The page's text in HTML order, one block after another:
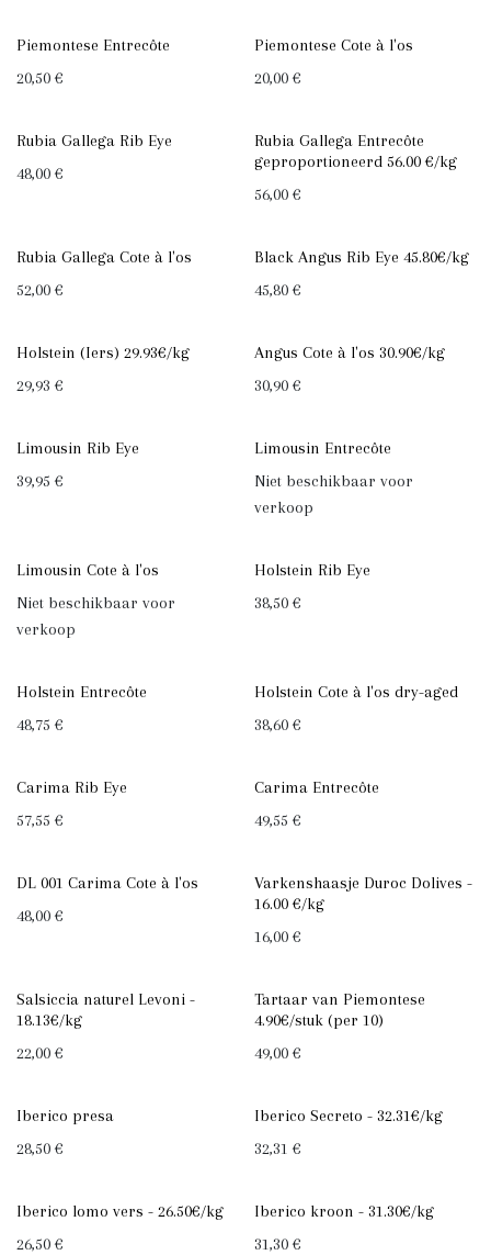
Piemontese Entrecôte
20,50€
Piemontese Cote à l'os
20,00€
Rubia Gallega Rib Eye
48,00€
Rubia Gallega Entrecôte
geproportioneerd 56.00 €/kg
56,00€
Rubia Gallega Cote à l'os
52,00€
Black Angus Rib Eye 45.80€/kg
45,80€
Holstein (Iers) 29.93€/kg
29,93 €
Angus Cote à l'os 30.90€/kg
30,90€
Limousin Rib Eye
39,95 €
Limousin Entrecôte
Niet beschikbaar voor
verkoop
Limousin Cote à l'os
Niet beschikbaar voor
verkoop
Holstein Rib Eye
38,50€
Holstein Entrecôte
48,75 €
Holstein Cote à l'os dry-aged
38,60€
Carima Rib Eye
57,55 €
Carima Entrecôte
49,55 €
DL 001 Carima Cote à l'os
48,00€
Varkenshaasje Duroc Dolives -
16.00 €/kg
16,00€
Salsiccia naturel Levoni -
18.13€/kg
22,00€
Tartaar van Piemontese
4.90€/stuk (per 10)
49,00€
Iberico presa
28,50€
Iberico Secreto - 32.31€/kg
32,31 €
Iberico lomo vers - 26.50€/kg
26,50€
Iberico kroon - 31.30€/kg
31,30€